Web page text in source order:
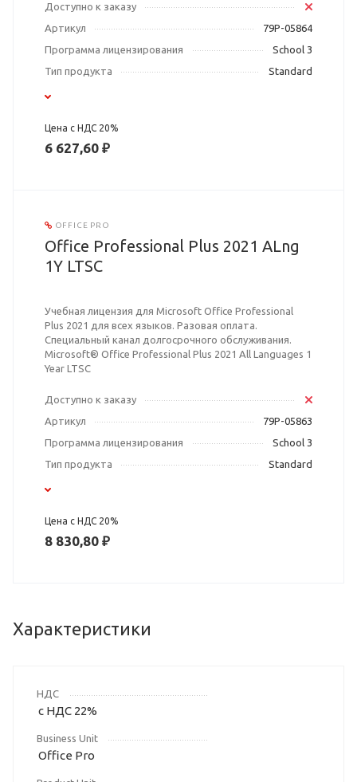
Доступно к заказу
Артикул
79P-05864
Программа лицензирования
School 3
Тип продукта
Standard
Цена с НДС 20%
6 627,60 ₽
OFFICE PRO
Office Professional Plus 2021 ALng
1Y LTSC
Учебная лицензия для Microsoft Office Professional
Plus 2021 для всех языков. Разовая оплата.
Специальный канал долгосрочного обслуживания.
Microsoft® Office Professional Plus 2021 All Languages 1
Year LTSC
Доступно к заказу
Артикул
79P-05863
Программа лицензирования
School 3
Тип продукта
Standard
Цена с НДС 20%
8 830,80 ₽
Характеристики
НДС
с НДС 22%
Business Unit
Office Pro